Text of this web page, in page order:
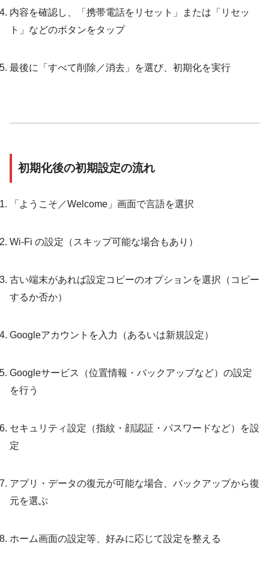
内容を確認し、「携帯電話をリセット」または「リセッ
ト」などのボタンをタップ
最後に「すべて削除／消去」を選び、初期化を実行
初期化後の初期設定の流れ
「ようこそ／Welcome」画面で言語を選択
Wi-Fi の設定（スキップ可能な場合もあり）
古い端末があれば設定コピーのオプションを選択（コピー
するか否か）
Googleアカウントを入力（あるいは新規設定）
Googleサービス（位置情報・バックアップなど）の設定
を行う
セキュリティ設定（指紋・顔認証・パスワードなど）を設
定
アプリ・データの復元が可能な場合、バックアップから復
元を選ぶ
ホーム画面の設定等、好みに応じて設定を整える